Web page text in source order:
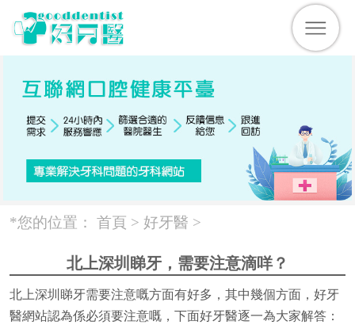
*您的位置： 首頁 > 好牙醫 >
北上深圳睇牙，需要注意滴咩？
北上深圳睇牙需要注意嘅方面有好多，其中幾個方面，好牙
醫網站認為係必須要注意嘅，下面好牙醫逐一為大家解答：